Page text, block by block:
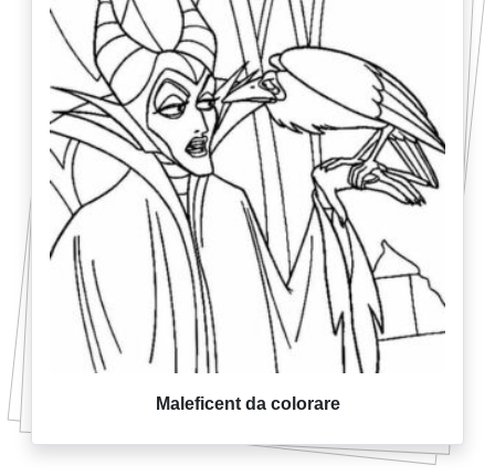
Maleficent da colorare